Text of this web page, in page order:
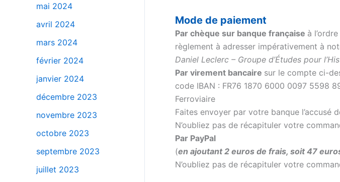
mai 2024
avril 2024
mars 2024
février 2024
janvier 2024
décembre 2023
novembre 2023
octobre 2023
septembre 2023
juillet 2023
Mode de paiement
Par chèque sur banque française à
règlement à adresser impérativement à
Daniel Leclerc – Groupe d’Études pour
Par virement bancaire sur le compte ci-
code IBAN : FR76 1870 6000 0097 5598
Ferroviaire
Faites envoyer par votre banque l’accusé
N’oubliez pas de récapituler votre
Par PayPal
(en ajoutant 2 euros de frais, soit 47
N’oubliez pas de récapituler votre